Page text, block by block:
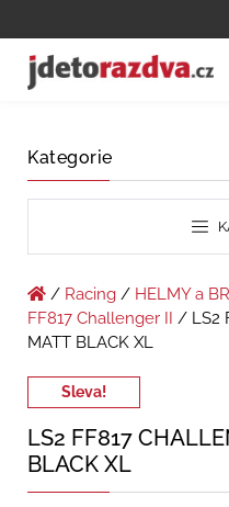
Kategorie
/ Racing / HELMY a
FF817 Challenger II
/ LS2
MATT BLACK XL
Sleva!
LS2 FF817
BLACK XL